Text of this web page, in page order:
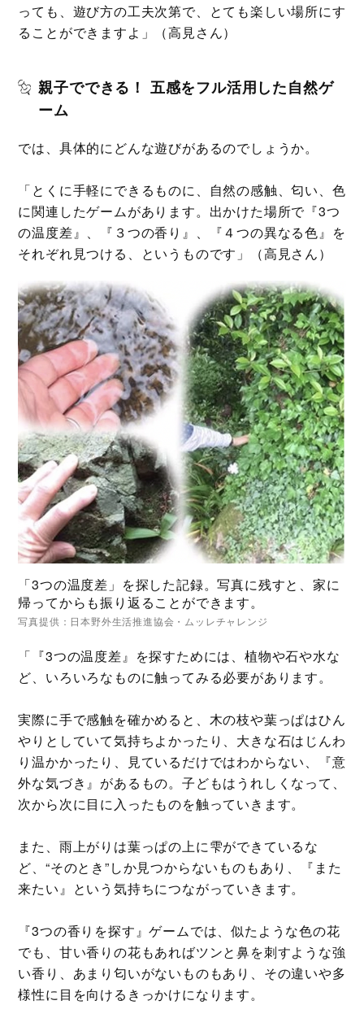
っても、遊び方の工夫次第で、とても楽しい場所にす
ることができますよ」（高見さん）
親子でできる！ 五感をフル活用した自然ゲ
ーム
では、具体的にどんな遊びがあるのでしょうか。
「とくに手軽にできるものに、自然の感触、匂い、色
に関連したゲームがあります。出かけた場所で『3つ
の温度差』、『３つの香り』、『４つの異なる色』を
それぞれ見つける、というものです」（高見さん）
「3つの温度差」を探した記録。写真に残すと、家に
帰ってからも振り返ることができます。
写真提供：日本野外生活推進協会・ムッレチャレンジ
「『3つの温度差』を探すためには、植物や石や水な
ど、いろいろなものに触ってみる必要があります。
実際に手で感触を確かめると、木の枝や葉っぱはひん
やりとしていて気持ちよかったり、大きな石はじんわ
り温かかったり、見ているだけではわからない、『意
外な気づき』があるもの。子どもはうれしくなって、
次から次に目に入ったものを触っていきます。
また、雨上がりは葉っぱの上に雫ができているな
ど、“そのとき”しか見つからないものもあり、『また
来たい』という気持ちにつながっていきます。
『3つの香りを探す』ゲームでは、似たような色の花
でも、甘い香りの花もあればツンと鼻を刺すような強
い香り、あまり匂いがないものもあり、その違いや多
様性に目を向けるきっかけになります。